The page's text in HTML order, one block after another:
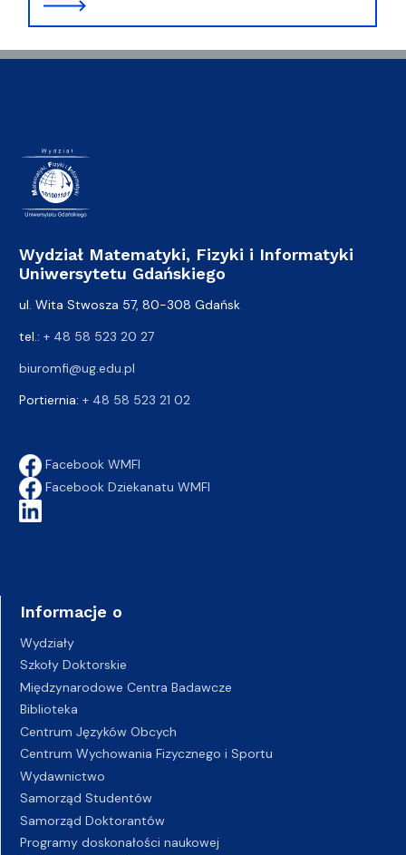
Wydział Matematyki, Fizyki i Informatyki
Uniwersytetu Gdańskiego
ul. Wita Stwosza 57, 80-308 Gdańsk
tel.: + 48 58 523 20 27
biuromfi@ug.edu.pl
Portiernia: + 48 58 523 21 02
Facebook WMFI
Facebook Dziekanatu WMFI
Informacje o
Wydziały
Szkoły Doktorskie
Międzynarodowe Centra Badawcze
Biblioteka
Centrum Języków Obcych
Centrum Wychowania Fizycznego i Sportu
Wydawnictwo
Samorząd Studentów
Samorząd Doktorantów
Programy doskonałości naukowej